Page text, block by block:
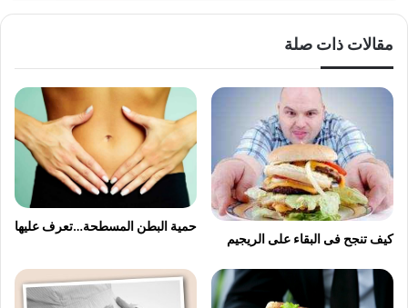
مقالات ذات صلة
كيف تنجح فى البقاء على الريجيم
حمية البطن المسطحة…تعرف عليها